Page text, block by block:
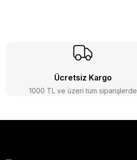
Ücretsiz Kargo
1000 TL ve üzeri tüm siparişlerde